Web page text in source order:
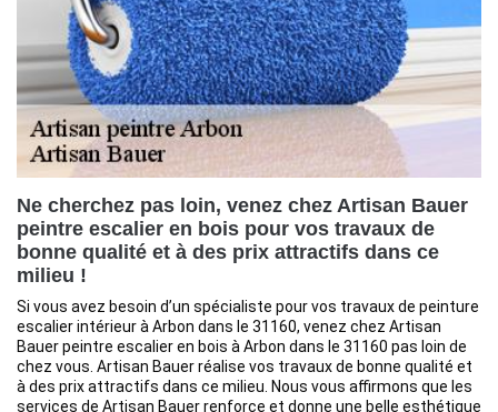
Ne cherchez pas loin, venez chez Artisan Bauer
peintre escalier en bois pour vos travaux de
bonne qualité et à des prix attractifs dans ce
milieu !
Si vous avez besoin d’un spécialiste pour vos travaux de peinture
escalier intérieur à Arbon dans le 31160, venez chez Artisan
Bauer peintre escalier en bois à Arbon dans le 31160 pas loin de
chez vous. Artisan Bauer réalise vos travaux de bonne qualité et
à des prix attractifs dans ce milieu. Nous vous affirmons que les
services de Artisan Bauer renforce et donne une belle esthétique